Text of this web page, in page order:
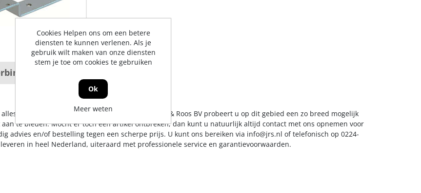
op het gebied van bouwverankering . De Jong & Roos BV probeert u op dit gebied een zo breed mogelijk
te bieden. Mocht er toch een artikel ontbreken, dan kunt u natuurlijk altijd contact met ons opnemen voor
advies en/of bestelling tegen een scherpe prijs. U kunt ons bereiken via info@jrs.nl of telefonisch op 0224-
in heel Nederland, uiteraard met professionele service en garantievoorwaarden.
Cookies Helpen ons om een betere
diensten te kunnen verlenen. Als je
gebruik wilt maken van onze diensten
stem je toe om cookies te gebruiken
Ok
Meer weten